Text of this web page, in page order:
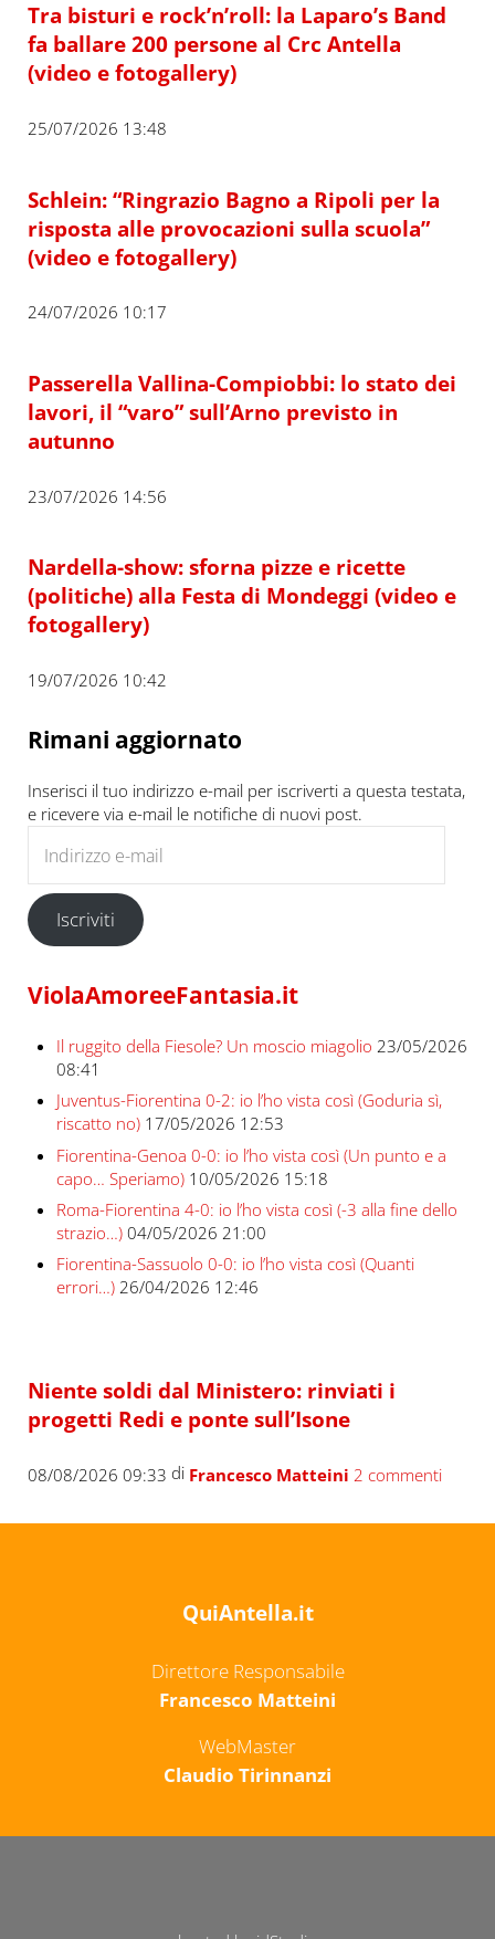
Tra bisturi e rock’n’roll: la Laparo’s Band
fa ballare 200 persone al Crc Antella
(video e fotogallery)
25/07/2026 13:48
Schlein: “Ringrazio Bagno a Ripoli per la
risposta alle provocazioni sulla scuola”
(video e fotogallery)
24/07/2026 10:17
Passerella Vallina-Compiobbi: lo stato dei
lavori, il “varo” sull’Arno previsto in
autunno
23/07/2026 14:56
Nardella-show: sforna pizze e ricette
(politiche) alla Festa di Mondeggi (video e
fotogallery)
19/07/2026 10:42
Rimani aggiornato
Inserisci il tuo indirizzo e-mail per iscriverti a questa testata,
e ricevere via e-mail le notifiche di nuovi post.
Iscriviti
ViolaAmoreeFantasia.it
Il ruggito della Fiesole? Un moscio miagolio 23/05/2026
08:41
Juventus-Fiorentina 0-2: io l’ho vista così (Goduria sì,
riscatto no) 17/05/2026 12:53
Fiorentina-Genoa 0-0: io l’ho vista così (Un punto e a
capo… Speriamo) 10/05/2026 15:18
Roma-Fiorentina 4-0: io l’ho vista così (-3 alla fine dello
strazio…) 04/05/2026 21:00
Fiorentina-Sassuolo 0-0: io l’ho vista così (Quanti
errori…) 26/04/2026 12:46
Niente soldi dal Ministero: rinviati i
progetti Redi e ponte sull’Isone
08/08/2026 09:33 di Francesco Matteini 2 commenti
QuiAntella.it
Direttore Responsabile
Francesco Matteini
WebMaster
Claudio Tirinnanzi